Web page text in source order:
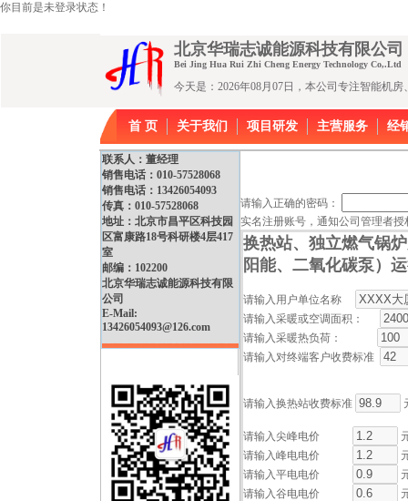
你目前是未登录状态！
北京华瑞志诚能源科技有限公
Bei Jing Hua Rui Zhi Cheng Energy Technology Co,.Ltd
今天是：2026年08月07日，本公司专注智能机
首 页 关于我们 项目研发 主营服务 经
联系人：董经理
销售电话：010-57528068
销售电话：13426054093
传真：010-57528068
地址：北京市昌平区科技园
区富康路18号科研楼4层417
室
邮编：102200
北京华瑞志诚能源科技有限
公司
E-Mail:
13426054093@126.com
请输入正确的密码：
实名注册账号，通知公司管理者
换热站、独立燃气锅
阳能、二氧化碳泵）
请输入用户单位名称
请输入采暖或空调面积：
请输入采暖热负荷：
请输入对终端客户收费标准
请输入换热站收费标准
请输入尖峰电价
请输入峰电电价
请输入平电电价
请输入谷电电价